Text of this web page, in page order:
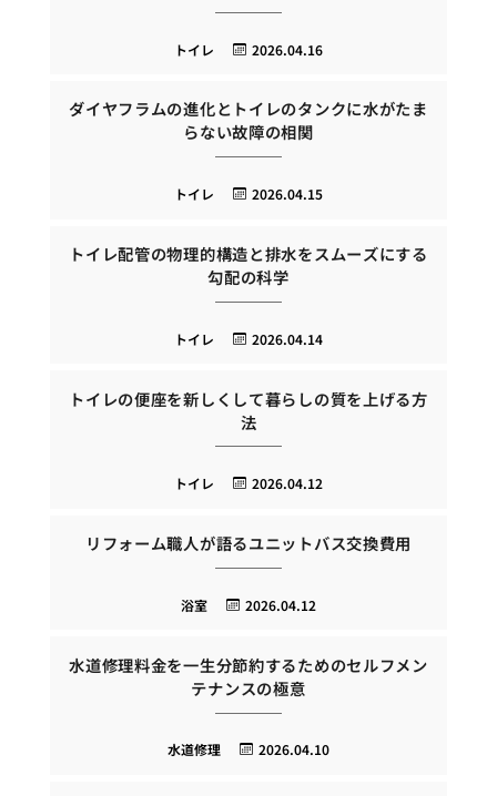
2026.04.16
トイレ
ダイヤフラムの進化とトイレのタンクに水がたま
らない故障の相関
2026.04.15
トイレ
トイレ配管の物理的構造と排水をスムーズにする
勾配の科学
2026.04.14
トイレ
トイレの便座を新しくして暮らしの質を上げる方
法
2026.04.12
トイレ
リフォーム職人が語るユニットバス交換費用
2026.04.12
浴室
水道修理料金を一生分節約するためのセルフメン
テナンスの極意
2026.04.10
水道修理